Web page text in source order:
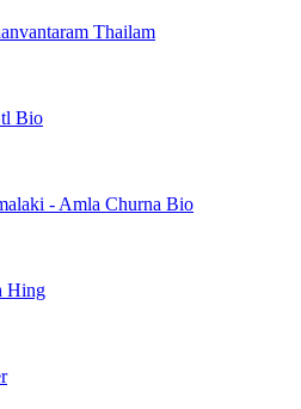
Thailam
Bio
- Amla Churna Bio
Hing